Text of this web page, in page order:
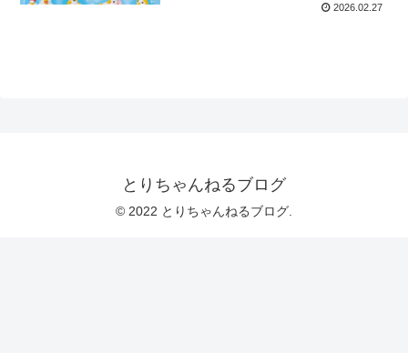
2026.02.27
とりちゃんねるブログ
© 2022 とりちゃんねるブログ.